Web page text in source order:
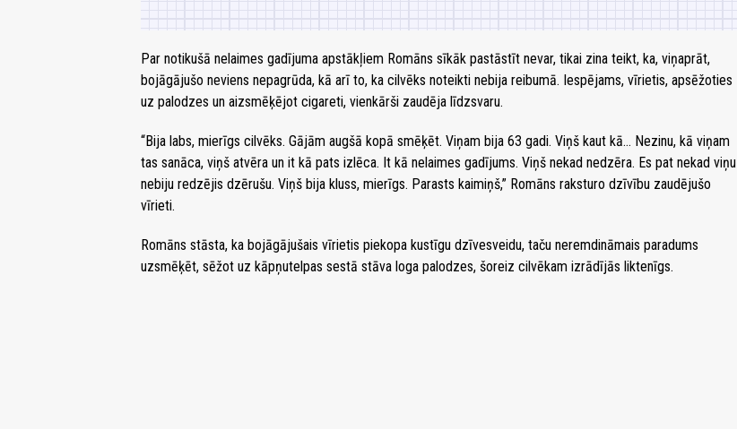
Par notikušā nelaimes gadījuma apstākļiem Romāns sīkāk pastāstīt nevar, tikai zina teikt, ka, viņaprāt,
bojāgājušo neviens nepagrūda, kā arī to, ka cilvēks noteikti nebija reibumā. Iespējams, vīrietis, apsēžoties
uz palodzes un aizsmēķējot cigareti, vienkārši zaudēja līdzsvaru.
“Bija labs, mierīgs cilvēks. Gājām augšā kopā smēķēt. Viņam bija 63 gadi. Viņš kaut kā… Nezinu, kā viņam
tas sanāca, viņš atvēra un it kā pats izlēca. It kā nelaimes gadījums. Viņš nekad nedzēra. Es pat nekad viņu
nebiju redzējis dzērušu. Viņš bija kluss, mierīgs. Parasts kaimiņš,” Romāns raksturo dzīvību zaudējušo
vīrieti.
Romāns stāsta, ka bojāgājušais vīrietis piekopa kustīgu dzīvesveidu, taču neremdināmais paradums
uzsmēķēt, sēžot uz kāpņutelpas sestā stāva loga palodzes, šoreiz cilvēkam izrādījās liktenīgs.